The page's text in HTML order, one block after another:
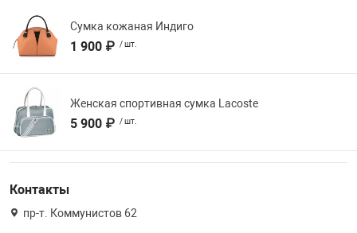
Сумка кожаная Индиго
1 900 ₽ / шт.
Женская спортивная сумка Lacoste
5 900 ₽ / шт.
Контакты
пр-т. Коммунистов 62